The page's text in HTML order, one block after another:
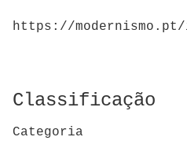
https://
Classificação
Categoria